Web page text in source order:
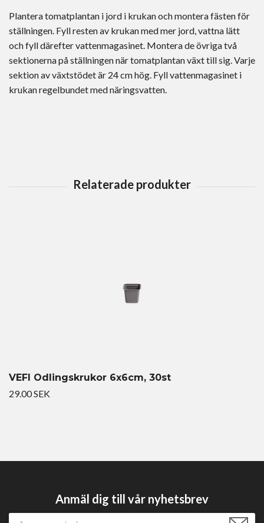
Plantera tomatplantan i jord i krukan och montera fästen för
ställningen. Fyll resten av krukan med mer jord, vattna lätt
och fyll därefter vattenmagasinet. Montera de övriga två
sektionerna på ställningen när tomatplantan växt till sig. Varje
sektion av växtstödet är 24 cm hög. Fyll vattenmagasinet i
krukan regelbundet med näringsvatten.
VEFI Odlingskrukor 6x6cm, 30st
29.00 SEK
Anmäl dig till vår nyhetsbrev